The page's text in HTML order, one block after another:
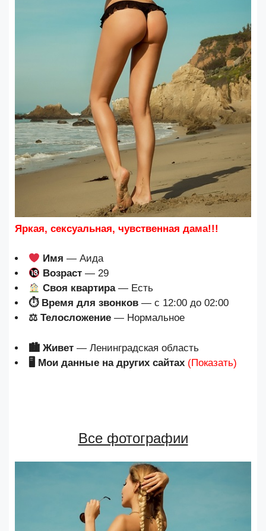
Яркая, сексуальная, чувственная дама!!!
Имя — Аида
Возраст — 29
Своя квартира— Есть
⏱ Время для звонков — с 12:00 до 02:00
⚖ Телосложение — Нормальное
🏙 Живет — Ленинградская область
🖥 Мои данные на других сайтах (Показать)
Все фотографии